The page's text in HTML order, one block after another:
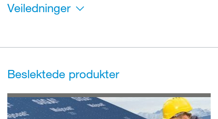
Veiledninger
Beslektede produkter